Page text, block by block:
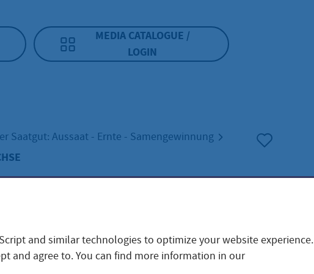
MEDIA CATALOGUE /
LOGIN
Saatgut: Aussaat - Ernte - Samengewinnung
and similar technologies to optimize your website experience.
and agree to. You can find more information in our